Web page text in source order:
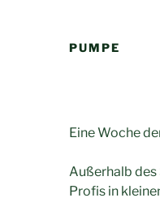
PUMPE
Eine Woche
Außerhalb des
Profis in